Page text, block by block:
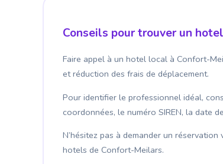
Conseils pour trouver un
Faire appel à un hotel local à Confort-
et réduction des frais de déplacement.
Pour identifier le professionnel idéal,
coordonnées, le numéro SIREN, la date
N’hésitez pas à demander un
hotels de Confort-Meilars.